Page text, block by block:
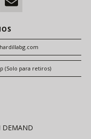
(Solo para retiros)
DEMAND